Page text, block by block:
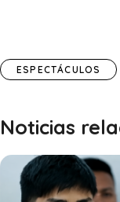
ESPECTÁCULOS
Noticias